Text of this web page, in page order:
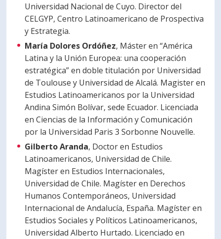
Universidad Nacional de Cuyo. Director del
CELGYP, Centro Latinoamericano de Prospectiva
y Estrategia.
María Dolores Ordóñez, Máster en “América
Latina y la Unión Europea: una cooperación
estratégica” en doble titulación por Universidad
de Toulouse y Universidad de Alcalá. Magister en
Estudios Latinoamericanos por la Universidad
Andina Simón Bolívar, sede Ecuador. Licenciada
en Ciencias de la Información y Comunicación
por la Universidad Paris 3 Sorbonne Nouvelle.
Gilberto Aranda, Doctor en Estudios
Latinoamericanos, Universidad de Chile.
Magíster en Estudios Internacionales,
Universidad de Chile. Magíster en Derechos
Humanos Contemporáneos, Universidad
Internacional de Andalucía, España. Magíster en
Estudios Sociales y Políticos Latinoamericanos,
Universidad Alberto Hurtado. Licenciado en